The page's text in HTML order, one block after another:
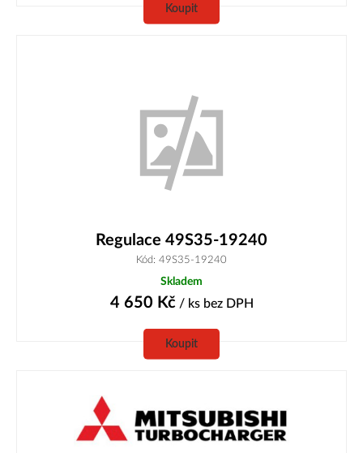
Koupit
Regulace 49S35-19240
Kód: 49S35-19240
Skladem
4 650 Kč/ ks bez DPH
Koupit